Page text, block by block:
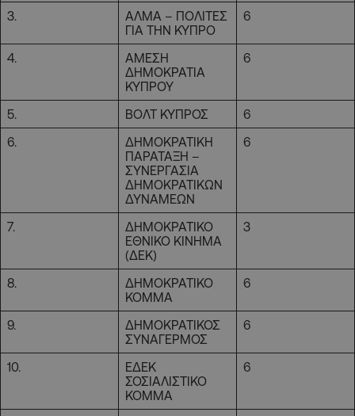
3.
ΑΛΜΑ – ΠΟΛΙΤΕΣ
ΓΙΑ ΤΗΝ ΚΥΠΡΟ
6
4.
ΑΜΕΣΗ
ΔΗΜΟΚΡΑΤΙΑ
ΚΥΠΡΟΥ
6
5. ΒΟΛΤ ΚΥΠΡΟΣ
6
6.
ΔΗΜΟΚΡΑΤΙΚΗ
ΠΑΡΑΤΑΞΗ –
ΣΥΝΕΡΓΑΣΙΑ
ΔΗΜΟΚΡΑΤΙΚΩΝ
ΔΥΝΑΜΕΩΝ
6
7.
ΔΗΜΟΚΡΑΤΙΚΟ
ΕΘΝΙΚΟ ΚΙΝΗΜΑ
(ΔΕΚ)
3
8.
ΔΗΜΟΚΡΑΤΙΚΟ
ΚΟΜΜΑ
6
9.
ΔΗΜΟΚΡΑΤΙΚΟΣ
ΣΥΝΑΓΕΡΜΟΣ
6
10.
ΕΔΕΚ
ΣΟΣΙΑΛΙΣΤΙΚΟ
ΚΟΜΜΑ
6